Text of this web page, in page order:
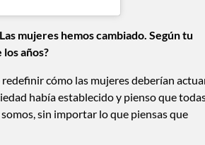
mujeres hemos cambiado. Según tu
años?
cómo las mujeres deberían
había establecido y pienso que
sin importar lo que piensas que